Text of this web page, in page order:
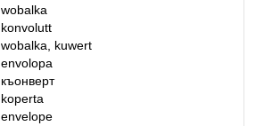
wobalka
konvolutt
wobalka, kuwert
envolopa
къонверт
koperta
envelope